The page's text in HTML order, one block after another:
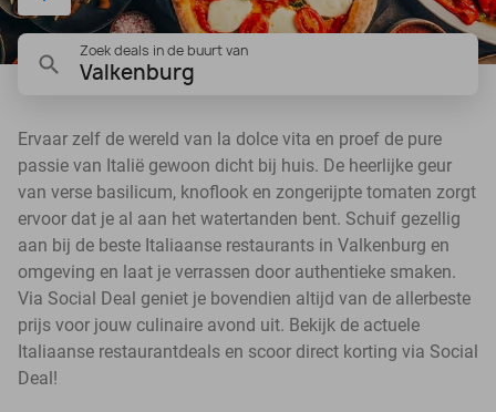
Zoek deals in de buurt van
Valkenburg
Ervaar zelf de wereld van la dolce vita en proef de pure
passie van Italië gewoon dicht bij huis. De heerlijke geur
van verse basilicum, knoflook en zongerijpte tomaten zorgt
ervoor dat je al aan het watertanden bent. Schuif gezellig
aan bij de beste Italiaanse restaurants in Valkenburg en
omgeving en laat je verrassen door authentieke smaken.
Via Social Deal geniet je bovendien altijd van de allerbeste
prijs voor jouw culinaire avond uit. Bekijk de actuele
Italiaanse restaurantdeals en scoor direct korting via Social
Deal!